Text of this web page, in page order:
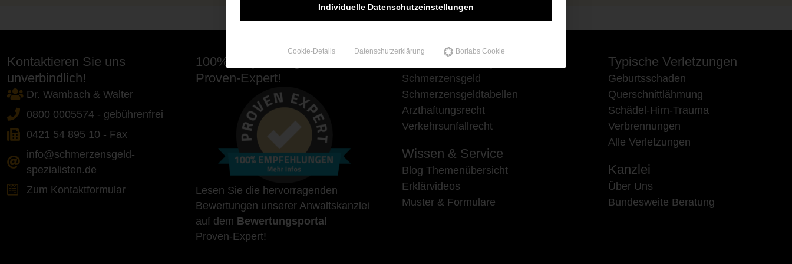
Kontaktieren Sie uns
unverbindlich!
Dr. Wambach & Walter
0800 0005574 - gebührenfrei
0421 54 895 10 - Fax
info@schmerzensgeld-
spezialisten.de
Zum Kontaktformular
100% Empfehlungen auf
Proven-Expert!
Lesen Sie die hervorragenden
Bewertungen unserer Anwaltskanzlei
auf dem Bewertungsportal
Proven-Expert!
Unsere Schwerpunkte
Schmerzensgeld
Schmerzensgeldtabellen
Arzthaftungsrecht
Verkehrsunfallrecht
Wissen & Service
Blog Themenübersicht
Erklärvideos
Muster & Formulare
Typische Verletzungen
Geburtsschaden
Querschnittlähmung
Schädel-Hirn-Trauma
Verbrennungen
Alle Verletzungen
Kanzlei
Über Uns
Bundesweite Beratung
Individuelle Datenschutzeinstellungen
Cookie-Details Datenschutzerklärung Borlabs Cookie